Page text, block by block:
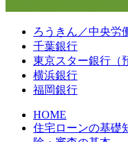
ろうきん／中央労
千葉銀行
東京スター銀行（
横浜銀行
福岡銀行
HOME
住宅ローンの基礎